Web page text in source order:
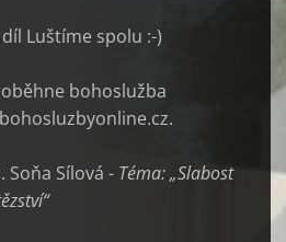
Luštíme spolu :-)
bohoslužba
Soňa Sílová - Téma: „Slabost